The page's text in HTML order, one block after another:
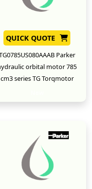
QUICK QUOTE
Parker
orbital motor 785
cm3 series TG Torqmotor